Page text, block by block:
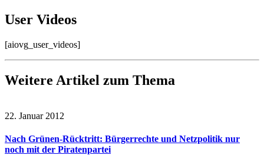
User Videos
[aiovg_user_videos]
Weitere Artikel zum Thema
22. Januar 2012
Nach Grünen-Rücktritt: Bürgerrechte und Netzpolitik nur
noch mit der Piratenpartei